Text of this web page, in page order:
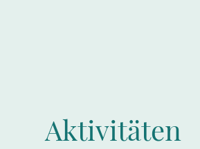
Aktivitäten